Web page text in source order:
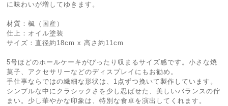
に味わいが増してゆきます。
材質：楓（国産）
仕上：オイル塗装
サイズ：直径約18cm x 高さ約11cm
5号ほどのホールケーキがぴったり収まるサイズ感です。小さな焼
菓子、アクセサリーなどのディスプレイにもお勧め。
手仕事ならではの繊細な形状は、1点ずつ挽いて製作しています。
シンプルな中にクラシックさを少し忍ばせた、美しいバランスの佇
まい。少し華やかな印象は、特別な食卓を演出してくれます。